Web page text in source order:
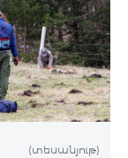
(տեսանյութ)